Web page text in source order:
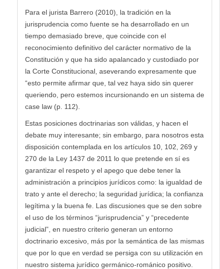
Para el jurista Barrero (2010), la tradición en la
jurisprudencia como fuente se ha desarrollado en un
tiempo demasiado breve, que coincide con el
reconocimiento definitivo del carácter normativo de la
Constitución y que ha sido apalancado y custodiado por
la Corte Constitucional, aseverando expresamente que
“esto permite afirmar que, tal vez haya sido sin querer
queriendo, pero estemos incursionando en un sistema de
case law (p. 112).
Estas posiciones doctrinarias son válidas, y hacen el
debate muy interesante; sin embargo, para nosotros esta
disposición contemplada en los artículos 10, 102, 269 y
270 de la Ley 1437 de 2011 lo que pretende en sí es
garantizar el respeto y el apego que debe tener la
administración a principios jurídicos como: la igualdad de
trato y ante el derecho; la seguridad jurídica; la confianza
legítima y la buena fe. Las discusiones que se den sobre
el uso de los términos “jurisprudencia” y “precedente
judicial”, en nuestro criterio generan un entorno
doctrinario excesivo, más por la semántica de las mismas
que por lo que en verdad se persiga con su utilización en
nuestro sistema jurídico germánico-románico positivo.